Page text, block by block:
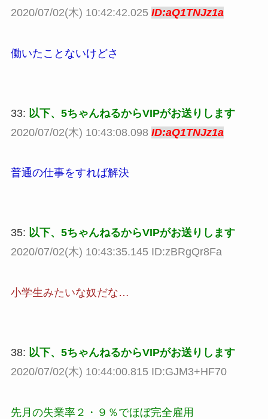
2020/07/02(木) 10:42:42.025 ID:aQ1TNJz1a
働いたことないけどさ
33: 以下、5ちゃんねるからVIPがお送りします
2020/07/02(木) 10:43:08.098 ID:aQ1TNJz1a
普通の仕事をすれば解決
35: 以下、5ちゃんねるからVIPがお送りします
2020/07/02(木) 10:43:35.145 ID:zBRgQr8Fa
小学生みたいな奴だな…
38: 以下、5ちゃんねるからVIPがお送りします
2020/07/02(木) 10:44:00.815 ID:GJM3+HF70
先月の失業率２・９％でほぼ完全雇用